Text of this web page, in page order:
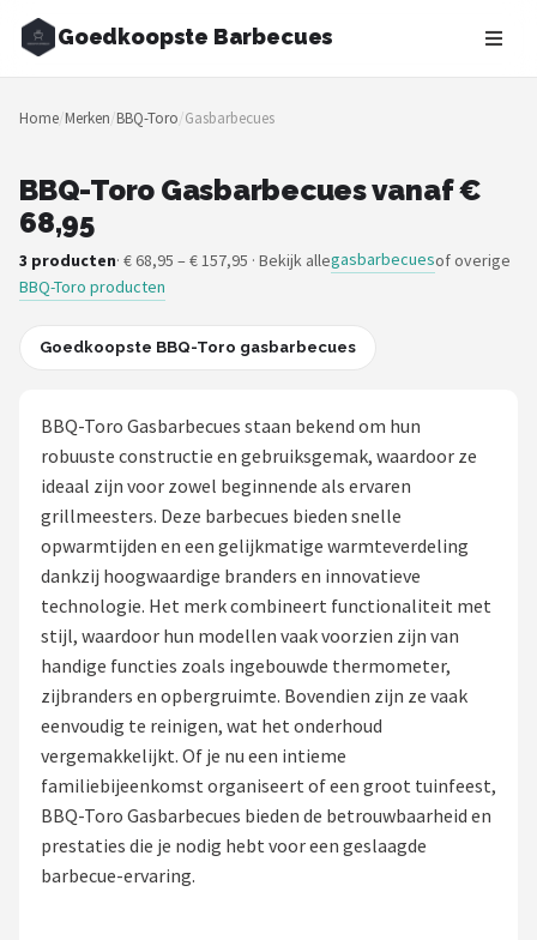
Goedkoopste Barbecues
Zoeken
NAVIGATIE
Merken
Blog
Recepten
Gasbarbecues
Houtskoolbarbecues
Shop
POPULAIRE MERKEN
Weber
Barbecook
Big Green Egg
The Bastard
Home/Merken/BBQ-Toro/Gasbarbecues
BBQ-Toro Gasbarbecues vanaf €
68,95
3 producten· € 68,95 – € 157,95 · Bekijk allegasbarbecuesof overige
BBQ-Toro producten
Goedkoopste BBQ-Toro gasbarbecues
BBQ-Toro Gasbarbecues staan bekend om hun
robuuste constructie en gebruiksgemak, waardoor ze
ideaal zijn voor zowel beginnende als ervaren
grillmeesters. Deze barbecues bieden snelle
opwarmtijden en een gelijkmatige warmteverdeling
dankzij hoogwaardige branders en innovatieve
technologie. Het merk combineert functionaliteit met
stijl, waardoor hun modellen vaak voorzien zijn van
handige functies zoals ingebouwde thermometer,
zijbranders en opbergruimte. Bovendien zijn ze vaak
eenvoudig te reinigen, wat het onderhoud
vergemakkelijkt. Of je nu een intieme
familiebijeenkomst organiseert of een groot tuinfeest,
BBQ-Toro Gasbarbecues bieden de betrouwbaarheid en
prestaties die je nodig hebt voor een geslaagde
barbecue-ervaring.